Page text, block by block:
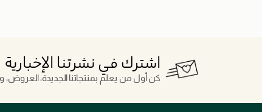
اشترك في نشرتنا الإخبارية
كن أول من يعلم بمنتجاتنا الجديدة، العروض، و